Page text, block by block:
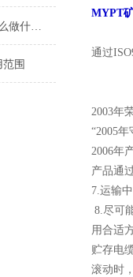
JKLGYJ是什么线，用于什么做什么的
围
MYPT
通过
2003年
“2005
2006年
产品通
7.运输
8.尽可
用合适
贮存电
滚动时